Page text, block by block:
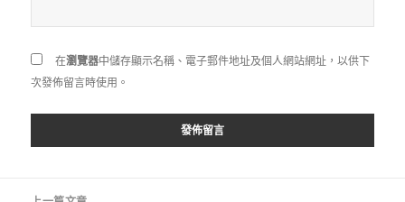
在瀏覽器中儲存顯示名稱、電子郵件地址及個人網站網址，以供下
次發佈留言時使用。